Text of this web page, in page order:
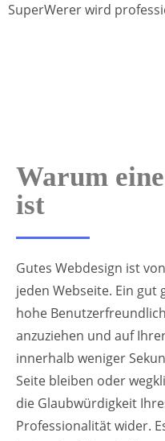
SuperWerer wird
Warum
ist
Gutes Webdesign ist
jeden Webseite. Ein gut
hohe
anzuziehen und auf
innerhalb weniger
Seite bleiben oder
die Glaubwürdigkeit
Professionalität wider.